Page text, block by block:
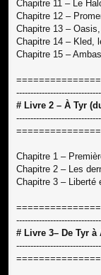
Chapitre 11 – Le
Chapitre 12 –
Chapitre 13 –
Chapitre 14 – Kled,
Chapitre 15 –
# Livre 2 – À Tyr
Chapitre 1 –
Chapitre 2 – Les
Chapitre 3 – Liberté
# Livre 3– De Tyr à